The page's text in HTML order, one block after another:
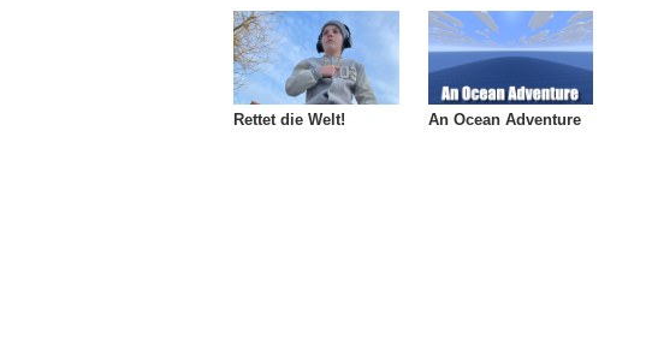
Rettet die Welt! An Ocean Adventure